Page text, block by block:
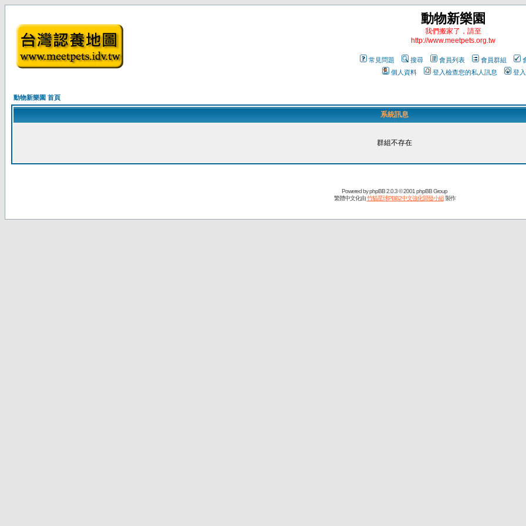
動物新樂園
我們搬家了，請至
http://www.meetpets.org.tw
常見問題 搜尋 會員列表 會員群組
個人資料
登入檢查您的私人訊息 登入
動物新樂園 首頁
系統訊息
群組不存在
Powered byphpBB2.0.3 © 2001 phpBB Group
繁體中文化由竹貓星球PBB2中文強化開發小組製作